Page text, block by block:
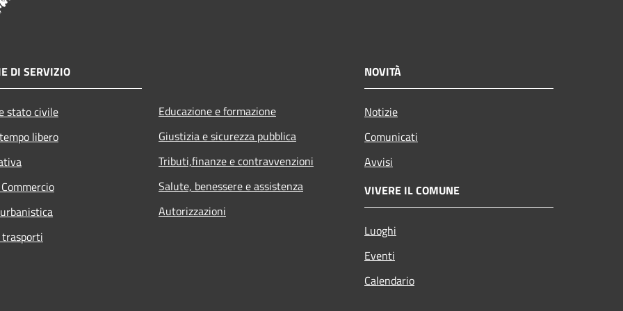
DI SERVIZIO
stato civile
libero
Educazione e formazione
Giustizia e sicurezza pubblica
Tributi,finanze e contravvenzioni
Salute, benessere e assistenza
Autorizzazioni
NOVITÀ
Notizie
Comunicati
Avvisi
VIVERE IL COMUNE
Luoghi
Eventi
Calendario